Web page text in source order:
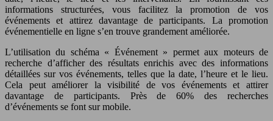
informations structurées, vous facilitez la promotion de vos
événements et attirez davantage de participants. La promotion
événementielle en ligne s’en trouve grandement améliorée.
L’utilisation du schéma « Événement » permet aux moteurs de
recherche d’afficher des résultats enrichis avec des informations
détaillées sur vos événements, telles que la date, l’heure et le lieu.
Cela peut améliorer la visibilité de vos événements et attirer
davantage de participants. Près de 60% des recherches
d’événements se font sur mobile.